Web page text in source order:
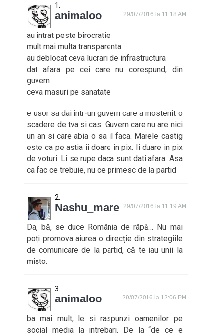
animaloo 29/07/2016 la 11:18 AM
au intrat peste birocratie
mult mai multa transparenta
au deblocat ceva lucrari de infrastructura
dat afara pe cei care nu corespund, din
guvern
ceva masuri pe sanatate
e usor sa dai intr-un guvern care a mostenit o
scadere de tva si cas. Guvern care nu are nici
un an si care abia o sa il faca. Marele castig
este ca pe astia ii doare in pix. Ii duare in pix
de voturi. Li se rupe daca sunt dati afara. Asa
ca fac ce trebuie, nu ce primesc de la partid
Nashu_mare 29/07/2016 la 11:19 AM
Da, bă, se duce România de râpă… Nu mai
poți promova aiurea o direcție din strategiile
de comunicare de la partid, că te iau unii la
mișto.
animaloo 29/07/2016 la 12:06 PM
ba mai mult, le si raspunzi oamenilor pe
social media la intrebari. De la “de ce e